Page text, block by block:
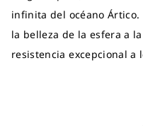
infinita del océano
la belleza de la esfera a
resistencia excepcional a